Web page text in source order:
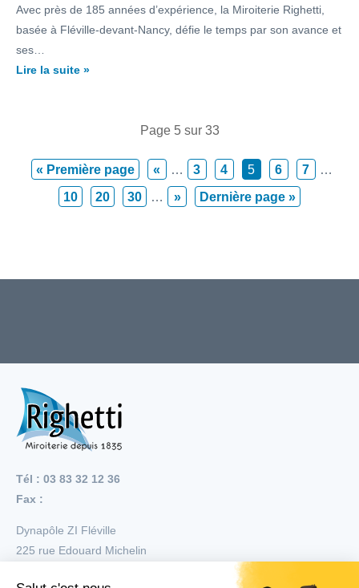
Avec près de 185 années d’expérience, la Miroiterie Righetti,
basée à Fléville-devant-Nancy, défie le temps par son avance et
ses…
Lire la suite »
Page 5 sur 33
« Première page « … 3 4 5 6 7
…
10
20 30 … » Dernière page »
Tél : 03 83 32 12 36
Fax :
Dynapôle ZI Fléville
225 rue Edouard Michelin